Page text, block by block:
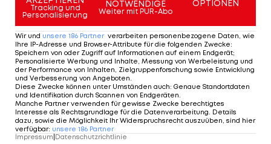
die Krise
Fußball - ADMIRAL 2. Liga Fußball -
Mehr zum Thema
Tracking und
Personalisierung
NOTWENDIGE
Weiter mit PUR-Abo
OPTIONEN
Wir und unsere 186 Partner verarbeiten personenbezogene Daten, wie
Ihre IP-Adresse und Browser-Attribute für die folgenden Zwecke:
Speichern von oder Zugriff auf Informationen auf einem Endgerät;
Personalisierte Werbung und Inhalte, Messung von Werbeleistung und
der Performance von Inhalten, Zielgruppenforschung sowie Entwicklung
und Verbesserung von Angeboten.
Diese Zwecke können unter Umständen auch: Genaue Standortdaten
und Identifikation durch Scannen von Endgeräten.
Manche Partner verwenden für gewisse Zwecke berechtigtes
Interesse als Rechtsgrundlage für die Datenverarbeitung. Details
dazu, sowie die Möglichkeit Ihr Widerspruchsrecht auszuüben, sind hier
verfügbar: unsere 186 Partner
Impressum Datenschutzrichtlinie